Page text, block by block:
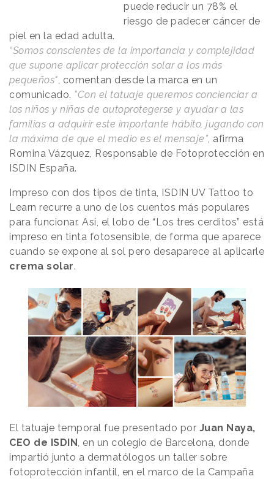
puede reducir un 78% el
riesgo de padecer cáncer de
piel en la edad adulta.
“Somos conscientes de la importancia y complejidad
que supone aplicar protección solar a los más
pequeños", comentan desde la marca en un
comunicado. "Con el tatuaje queremos concienciar a
los niños y niñas de autoprotegerse y ayudar a las
familias a adquirir este importante hábito, jugando con
la máxima de que el medio es el mensaje”, afirma
Romina Vázquez, Responsable de Fotoprotección en
ISDIN España.
Impreso con dos tipos de tinta, ISDIN UV Tattoo to
Learn recurre a uno de los cuentos más populares
para funcionar. Así, el lobo de “Los tres cerditos” está
impreso en tinta fotosensible, de forma que aparece
cuando se expone al sol pero desaparece al aplicarle
crema solar.
El tatuaje temporal fue presentado por Juan Naya,
CEO de ISDIN, en un colegio de Barcelona, donde
impartió junto a dermatólogos un taller sobre
fotoprotección infantil, en el marco de la Campaña